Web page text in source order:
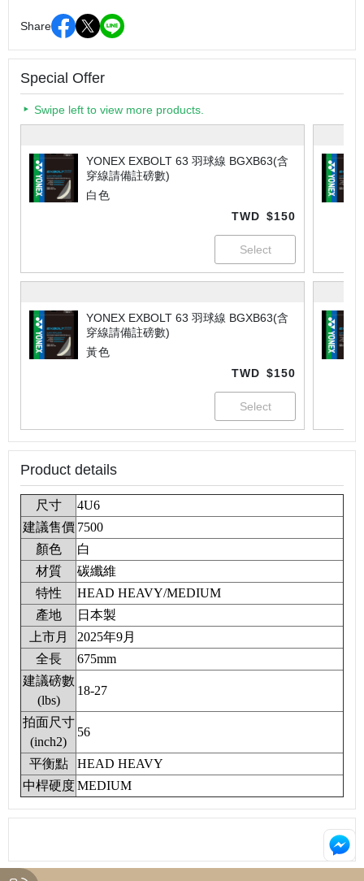
Share
Special Offer
Swipe left to view more products.
YONEX EXBOLT 63 羽球線 BGXB63(含
穿線請備註磅數)
白色
TWD $150
YONEX EXBOLT 63 羽球線 BGXB63(含
穿線請備註磅數)
黃色
TWD $150
Product details
尺寸
4U6
建議售價 7500
顏色
白
材質
碳纖維
特性
HEAD HEAVY/MEDIUM
產地
日本製
上市月
2025年9月
全長
675mm
建議磅數
(lbs)
18-27
拍面尺寸
(inch2)
56
平衡點
HEAD HEAVY
中桿硬度 MEDIUM